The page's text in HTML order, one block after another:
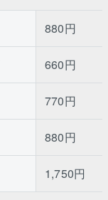
880円
660円
770円
880円
1,750円